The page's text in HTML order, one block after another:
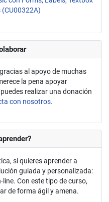
al apoyo de muchas
la pena apoyar
realizar una donación
con nosotros.
si quieres aprender a
guiada y personalizada:
Con este tipo de curso,
de forma ágil y amena.